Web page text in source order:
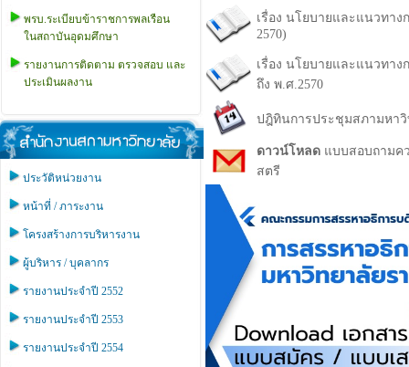
พรบ.ระเบียบข้าราชการพลเรือน
ในสถาบันอุดมศึกษา
รายงานการติดตาม ตรวจสอบ และ
ประเมินผลงาน
ประวัติหน่วยงาน
หน้าที่ / ภาระงาน
โครงสร้างการบริหารงาน
ผู้บริหาร / บุคลากร
รายงานประจำปี 2552
รายงานประจำปี 2553
รายงานประจำปี 2554
เรื่อง นโยบายและแนวทา
2570)
เรื่อง นโยบายและแนวทา
ถึง พ.ศ.2570
ปฎิทินการประชุมสภามหาวิ
ดาวน์โหลด แบบสอบถามค
สตรี